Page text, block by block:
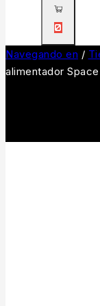
0
Navegando en /
alimentador